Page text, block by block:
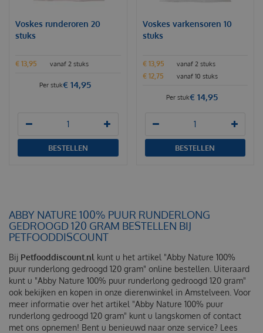
Voskes runderoren 20
stuks
vanaf 2 stuks
€ 13,95
€ 14,95
Per stuk
BESTELLEN
Voskes varkensoren 10
stuks
vanaf 2 stuks
€ 13,95
vanaf 10 stuks
€ 12,75
€ 14,95
Per stuk
BESTELLEN
ABBY NATURE 100% PUUR RUNDERLONG
GEDROOGD 120 GRAM BESTELLEN BIJ
PETFOODDISCOUNT
Bij Petfooddiscount.nl kunt u het artikel "Abby Nature 100%
puur runderlong gedroogd 120 gram" online bestellen. Uiteraard
kunt u "Abby Nature 100% puur runderlong gedroogd 120 gram"
ook bekijken en kopen in onze dierenwinkel in Amstelveen. Voor
meer informatie over het artikel "Abby Nature 100% puur
runderlong gedroogd 120 gram" kunt u langskomen of contact
met ons opnemen! Bent u benieuwd naar onze service? Lees